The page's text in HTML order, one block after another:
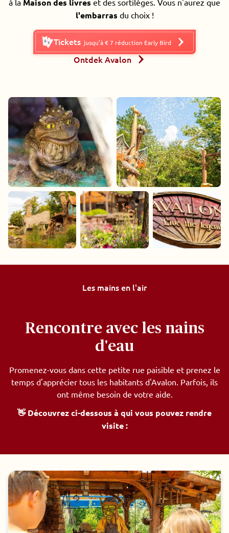
Maison des livres
l'embarras du choix !
Tickets jusqu’à € 7 réduction Early Bird
Ontdek Avalon
Les mains en l'air
Rencontre avec les nains
d'eau
Promenez-vous dans cette petite rue paisible et prenez le
temps d'apprécier tous les habitants d'Avalon. Parfois, ils
ont même besoin de votre aide.
👋 Découvrez ci-dessous à qui vous pouvez rendre
visite :